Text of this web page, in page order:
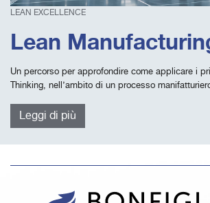
LEAN EXCELLENCE
Lean
Un percorso per approfondire come applicare i
Thinking, nell’ambito di un processo
Leggi di più